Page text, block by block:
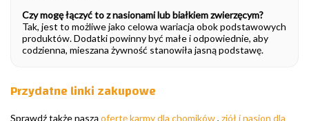
Czy mogę łączyć to z nasionami lub białkiem zwierzęcym?
Tak, jest to możliwe jako celowa wariacja obok podstawowych
produktów. Dodatki powinny być małe i odpowiednie, aby
codzienna, mieszana żywność stanowiła jasną podstawę.
Przydatne linki zakupowe
Sprawdź także nasząofertę karmy dla chomików, ziół i nasion dla